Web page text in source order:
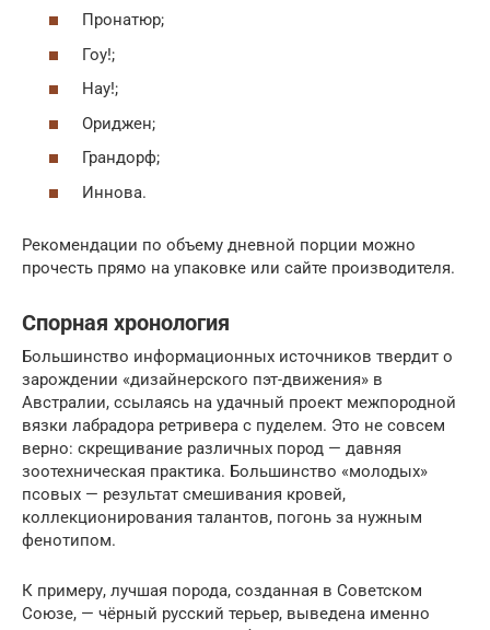
Пронатюр;
Гоу!;
Нау!;
Ориджен;
Грандорф;
Иннова.
Рекомендации по объему дневной порции можно
прочесть прямо на упаковке или сайте производителя.
Спорная хронология
Большинство информационных источников твердит о
зарождении «дизайнерского пэт-движения» в
Австралии, ссылаясь на удачный проект межпородной
вязки лабрадора ретривера с пуделем. Это не совсем
верно: скрещивание различных пород — давняя
зоотехническая практика. Большинство «молодых»
псовых — результат смешивания кровей,
коллекционирования талантов, погонь за нужным
фенотипом.
К примеру, лучшая порода, созданная в Советском
Союзе, — чёрный русский терьер, выведена именно